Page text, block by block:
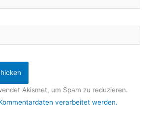
Akismet, um Spam zu reduzieren.
verarbeitet werden.